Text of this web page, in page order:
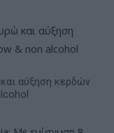
αύξηση κερδών